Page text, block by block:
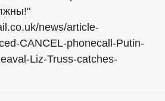
news/article-
CANCEL-phonecall-Putin-
Liz-Truss-catches-